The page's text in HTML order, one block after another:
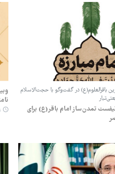
باقرالعلوم(ع) در گفت‌وگو با حجت‌الاسلام
تمدن‌ساز امام باقر(ع) برای